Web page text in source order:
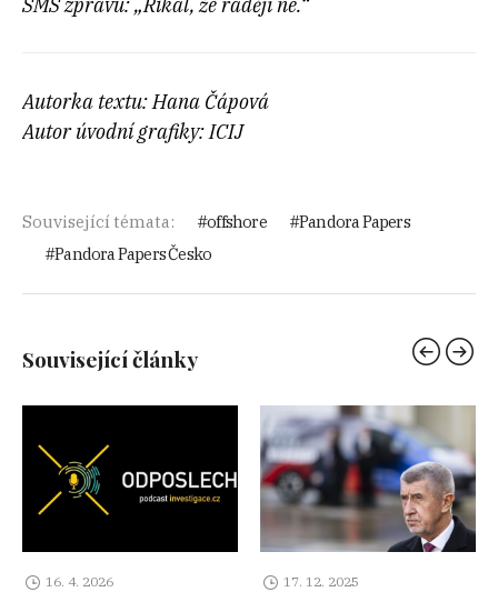
SMS zprávu: „Říkal, že raději ne.“
Autorka textu: Hana Čápová
Autor úvodní grafiky: ICIJ
Související témata: offshore
Pandora Papers
Pandora Papers Česko
Související články
16. 4. 2026 17. 12. 2025